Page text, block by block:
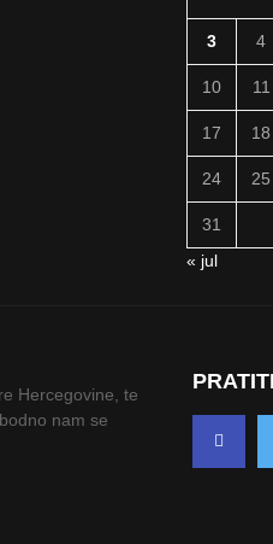
3 4
10 11
17 18
24 25
31
« jul
Hercegovine, te
nam se